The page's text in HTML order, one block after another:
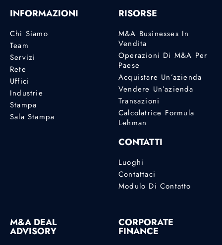
INFORMAZIONI
Chi Siamo
Team
Servizi
Rete
Uffici
Industrie
Stampa
Sala Stampa
RISORSE
M&A Businesses In
Vendita
Operazioni Di M&A Per
Paese
Acquistare Un’azienda
Vendere Un’azienda
Transazioni
Calcolatrice Formula
Lehman
CONTATTI
Luoghi
Contattaci
Modulo Di Contatto
M&A DEAL
ADVISORY
CORPORATE
FINANCE